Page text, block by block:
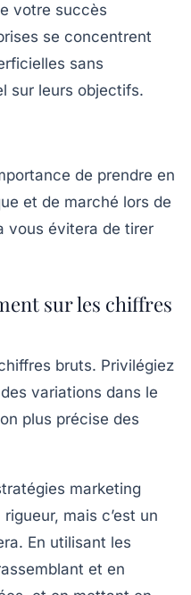
votre succès
se concentrent
sans
sur leurs objectifs.
de prendre en
et de marché lors de
vous évitera de tirer
sur les chiffres
bruts. Privilégiez
variations dans le
plus précise des
marketing
mais c’est un
En utilisant les
et en